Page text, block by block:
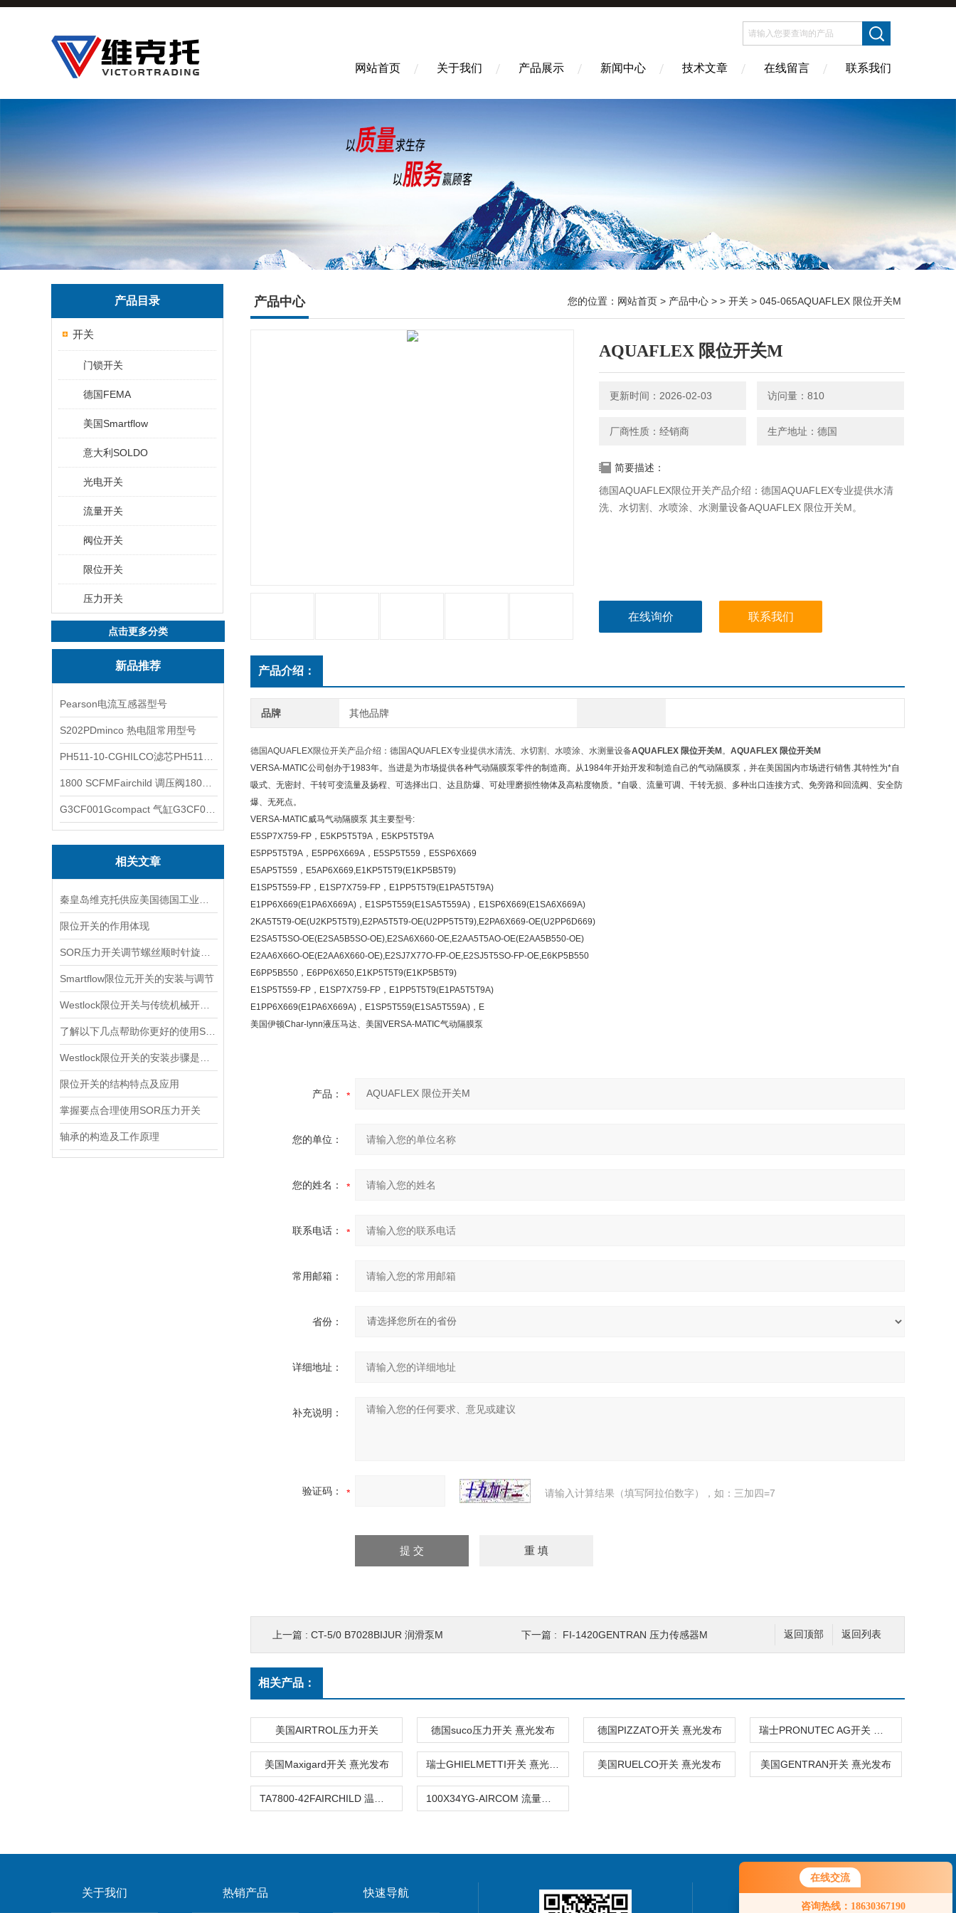
在线交流
咨询热线：18630367190
网站首页 关于我们 产品展示 新闻中心 技术文章 在线留言 联系我们
产品目录
开关
门锁开关
德国FEMA
美国Smartflow
意大利SOLDO
光电开关
流量开关
阀位开关
限位开关
压力开关
点击更多分类
新品推荐
Pearson电流互感器型号
S202PDminco 热电阻常用型号
相关文章
限位开关的作用体现
Smartflow限位元开关的安装与调节
限位开关的结构特点及应用
掌握要点合理使用SOR压力开关
轴承的构造及工作原理
产品中心 您的位置： 网站首页 > 产品中心 > > 开关 > 045-065AQUAFLEX 限位开关M
AQUAFLEX 限位开关M
更新时间：2026-02-03 访问量：810
厂商性质：经销商 生产地址：德国
简要描述：
德国AQUAFLEX限位开关产品介绍：德国AQUAFLEX专业提供水清
洗、水切割、水喷涂、水测量设备AQUAFLEX 限位开关M。
在线询价 联系我们
产品介绍：
品牌 其他品牌
德国AQUAFLEX限位开关产品介绍：德国AQUAFLEX专业提供水清洗、水切割、水喷涂、水测量设备AQUAFLEX 限位开关M 。 AQUAFLEX 限位开关M
VERSA-MATIC公司创办于1983年。当进是为市场提供各种气动隔膜泵零件的制造商。从1984年开始开发和制造自己的气动隔膜泵，并在美国国内市场进行销售.其特性为*自
吸式、无密封、干转可变流量及扬程、可选择出口、达且防爆、可处理磨损性物体及高粘度物质。*自吸、流量可调、干转无损、多种出口连接方式、免旁路和回流阀、安全防
爆、无死点。
VERSA-MATIC威马气动隔膜泵 其主要型号:
E5SP7X759-FP，E5KP5T5T9A，E5KP5T5T9A
E5PP5T5T9A，E5PP6X669A，E5SP5T559，E5SP6X669
E5AP5T559，E5AP6X669,E1KP5T5T9(E1KP5B5T9)
E1SP5T559-FP，E1SP7X759-FP，E1PP5T5T9(E1PA5T5T9A)
E1PP6X669(E1PA6X669A)，E1SP5T559(E1SA5T559A)，E1SP6X669(E1SA6X669A)
2KA5T5T9-OE(U2KP5T5T9),E2PA5T5T9-OE(U2PP5T5T9),E2PA6X669-OE(U2PP6D669)
E2SA5T5SO-OE(E2SA5B5SO-OE),E2SA6X660-OE,E2AA5T5AO-OE(E2AA5B550-OE)
E2AA6X66O-OE(E2AA6X660-OE),E2SJ7X77O-FP-OE,E2SJ5T5SO-FP-OE,E6KP5B550
E6PP5B550，E6PP6X650,E1KP5T5T9(E1KP5B5T9)
E1SP5T559-FP，E1SP7X759-FP，E1PP5T5T9(E1PA5T5T9A)
E1PP6X669(E1PA6X669A)，E1SP5T559(E1SA5T559A)，E
美国伊顿Char-lynn液压马达、美国VERSA-MATIC气动隔膜泵
产品：
您的单位：
您的姓名：
联系电话：
常用邮箱：
省份：
详细地址：
补充说明：
验证码： 请输入计算结果（填写阿拉伯数字），如：三加四=7
返回列表
返回顶部
上一篇 : CT-5/0 B7028BIJUR 润滑泵M 下一篇 : FI-1420GENTRAN 压力传感器M
相关产品：
美国AIRTROL压力开关 德国suco压力开关 熹光发布 德国PIZZATO开关 熹光发布
美国Maxigard开关 熹光发布 美国RUELCO开关 熹光发布 美国GENTRAN开关 熹光发布
关于我们 热销产品 快速导航
联系我们